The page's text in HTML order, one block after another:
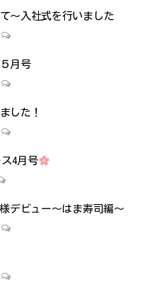
～入社式を行いました
月号
した！
4月号
デビュー～はま寿司編～